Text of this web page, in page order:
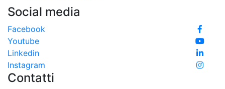
Social media
Facebook
Youtube
Linkedin
Instagram
Contatti